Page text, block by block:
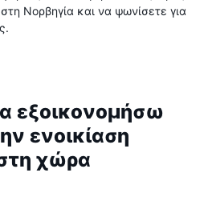
Νορβηγία και να ψωνίσετε για
εξοικονομήσω
ενοικίαση
χώρα